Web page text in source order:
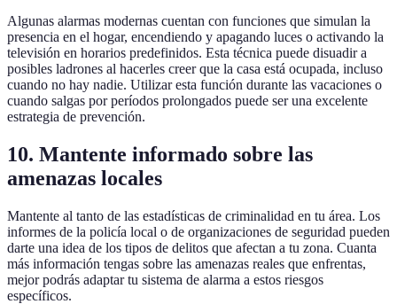
Algunas alarmas modernas cuentan con funciones que simulan la
presencia en el hogar, encendiendo y apagando luces o activando la
televisión en horarios predefinidos. Esta técnica puede disuadir a
posibles ladrones al hacerles creer que la casa está ocupada, incluso
cuando no hay nadie. Utilizar esta función durante las vacaciones o
cuando salgas por períodos prolongados puede ser una excelente
estrategia de prevención.
10. Mantente informado sobre las
amenazas locales
Mantente al tanto de las estadísticas de criminalidad en tu área. Los
informes de la policía local o de organizaciones de seguridad pueden
darte una idea de los tipos de delitos que afectan a tu zona. Cuanta
más información tengas sobre las amenazas reales que enfrentas,
mejor podrás adaptar tu sistema de alarma a estos riesgos
específicos.